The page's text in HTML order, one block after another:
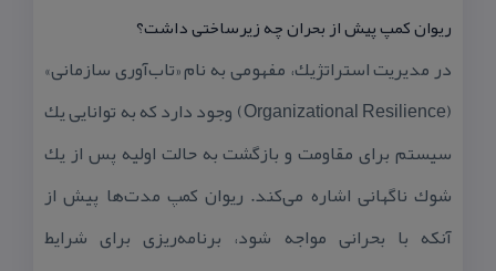
ریوان كمپ پیش از بحران چه زیرساختی داشت؟
در مدیریت استراتژیك، مفهومی به نام «تاب‌آوری سازمانی»
(Organizational Resilience) وجود دارد كه به توانایی یك
سیستم برای مقاومت و بازگشت به حالت اولیه پس از یك
شوك ناگهانی اشاره می‌كند. ریوان كمپ مدت‌ها پیش از
آنكه با بحرانی مواجه شود، برنامه‌ریزی برای شرایط